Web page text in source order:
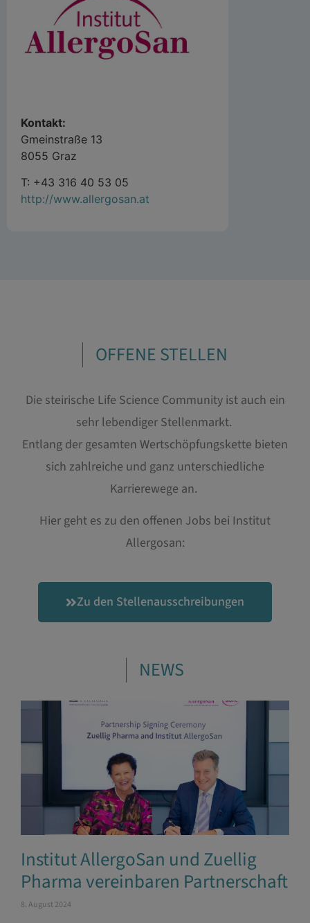
Kontakt:
Gmeinstraße 13
8055 Graz
T: +43 316 40 53 05
http://www.allergosan.at
OFFENE STELLEN
Die steirische Life Science Community ist auch ein
sehr lebendiger Stellenmarkt.
Entlang der gesamten Wertschöpfungskette bieten
sich zahlreiche und ganz unterschiedliche
Karrierewege an.
Hier geht es zu den offenen Jobs bei Institut
Allergosan:
Zu den Stellenausschreibungen
NEWS
Institut AllergoSan und Zuellig
Pharma vereinbaren Partnerschaft
8. August 2024